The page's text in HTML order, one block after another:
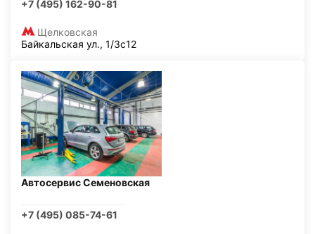
+7 (495) 162-90-81
Щелковская
Байкальская ул., 1/3с12
Автосервис Семеновская
+7 (495) 085-74-61